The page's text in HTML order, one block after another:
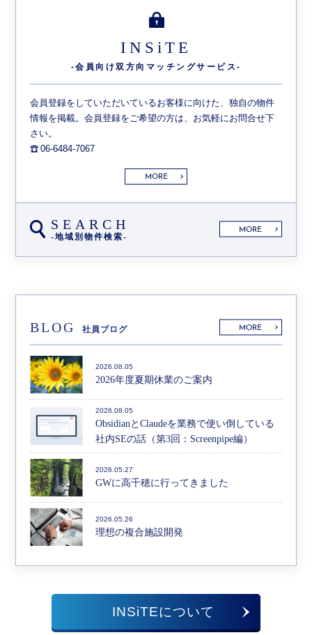
INSiTE
-会員向け双方向 マッチングサービス-
会員登録をしていただいているお客様に向けた、独自の物件
情報を掲載。会員登録をご希望の方は、お気軽にお問合せ下
さい。
06-6484-7067
MORE
SEARCH
-地域別物件検索-
MORE
BLOG 社員ブログ MORE
2026.08.05
2026年度夏期休業のご案内
2026.08.05
ObsidianとClaudeを業務で使い倒している
社内SEの話（第3回：Screenpipe編）
2026.05.27
GWに高千穂に行ってきました
2026.05.26
理想の複合施設開発
INSiTEについて